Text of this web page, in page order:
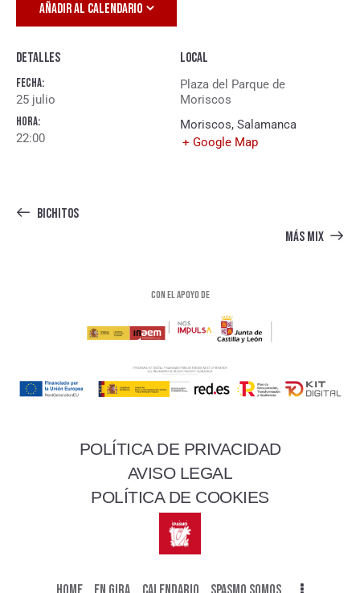
AÑADIR AL CALENDARIO
Detalles
Fecha:
25 julio
Hora:
22:00
Local
Plaza del Parque de
Moriscos
Moriscos, Salamanca
+ Google Map
BICHITOS
MÁS MIX
Con el apoyo de
POLÍTICA DE PRIVACIDAD
AVISO LEGAL
POLÍTICA DE COOKIES